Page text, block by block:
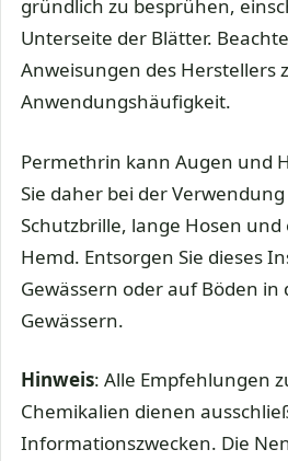
gründlich zu besprühen,
Unterseite der Blätter.
Anweisungen des Herstellers
Anwendungshäufigkeit.
Permethrin kann Augen und
Sie daher bei der
Schutzbrille, lange Hosen
Hemd. Entsorgen Sie dieses
Gewässern oder auf Böden in
Gewässern.
Hinweis: Alle Empfehlungen
Chemikalien dienen
Informationszwecken. Die